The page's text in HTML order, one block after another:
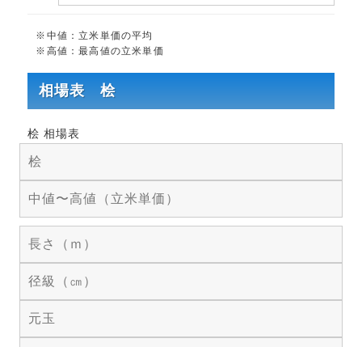
※中値：立米単価の平均
※高値：最高値の立米単価
相場表 桧
桧 相場表
桧
中値〜高値（立米単価）
長さ（ｍ）
径級（㎝）
元玉